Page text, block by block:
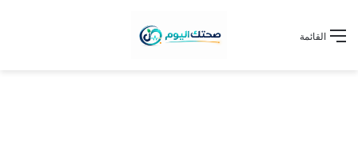
القائمة